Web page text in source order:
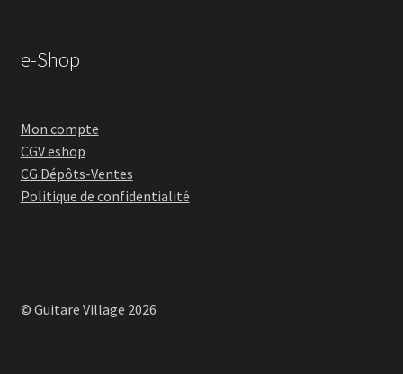
e-Shop
Mon compte
CGV eshop
CG Dépôts-Ventes
Politique de confidentialité
© Guitare Village 2026